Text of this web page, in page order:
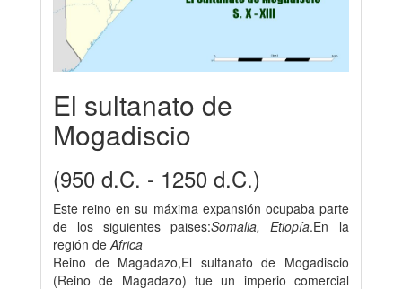
El sultanato de
Mogadiscio
(950 d.C. - 1250 d.C.)
Este reino en su máxima expansión ocupaba parte
de los siguientes paises:Somalia, Etiopía.En la
región deAfrica
Reino de Magadazo,El sultanato de Mogadiscio
(Reino de Magadazo) fue un imperio comercial